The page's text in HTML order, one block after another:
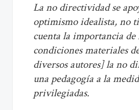
La no directividad se
optimismo idealista, no
cuenta la importancia de
condiciones materiales
diversos autores] la no
una pedagogía a la
privilegiadas.